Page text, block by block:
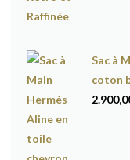
Sac à
coton